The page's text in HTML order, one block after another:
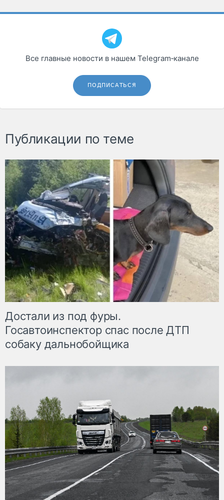
Все главные новости в нашем Telegram‑канале
ПОДПИСАТЬСЯ
Публикации по теме
Достали из под фуры.
Госавтоинспектор спас после ДТП
собаку дальнобойщика